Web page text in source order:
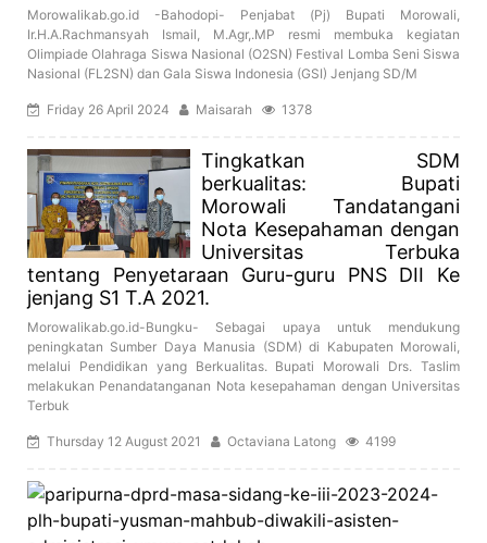
Morowalikab.go.id -Bahodopi- Penjabat (Pj) Bupati Morowali,
Ir.H.A.Rachmansyah Ismail, M.Agr,.MP resmi membuka kegiatan
Olimpiade Olahraga Siswa Nasional (O2SN) Festival Lomba Seni Siswa
Nasional (FL2SN) dan Gala Siswa Indonesia (GSI) Jenjang SD/M
Friday 26 April 2024 Maisarah 1378
Tingkatkan SDM
berkualitas: Bupati
Morowali Tandatangani
Nota Kesepahaman dengan
Universitas Terbuka
tentang Penyetaraan Guru-guru PNS DII Ke
jenjang S1 T.A 2021.
Morowalikab.go.id-Bungku- Sebagai upaya untuk mendukung
peningkatan Sumber Daya Manusia (SDM) di Kabupaten Morowali,
melalui Pendidikan yang Berkualitas. Bupati Morowali Drs. Taslim
melakukan Penandatanganan Nota kesepahaman dengan Universitas
Terbuk
Thursday 12 August 2021 Octaviana Latong 4199